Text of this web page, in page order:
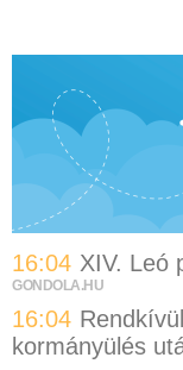
16:04 XIV. Leó
GONDOLA.HU
16:04
kormányülés